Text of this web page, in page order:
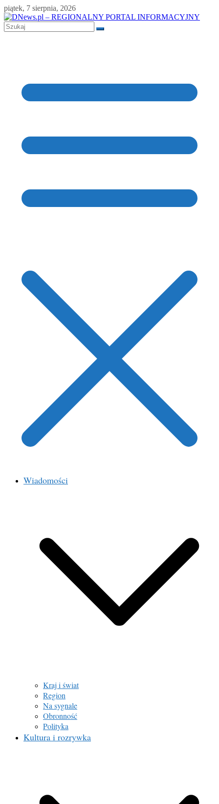
Skip
to
content
piątek, 7 sierpnia, 2026
Wiadomości
Kraj i świat
Region
Na sygnale
Obronność
Polityka
Kultura i rozrywka